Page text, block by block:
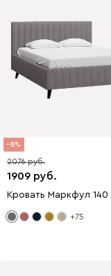
8
1909
2076
Кровать Маркфул
+75